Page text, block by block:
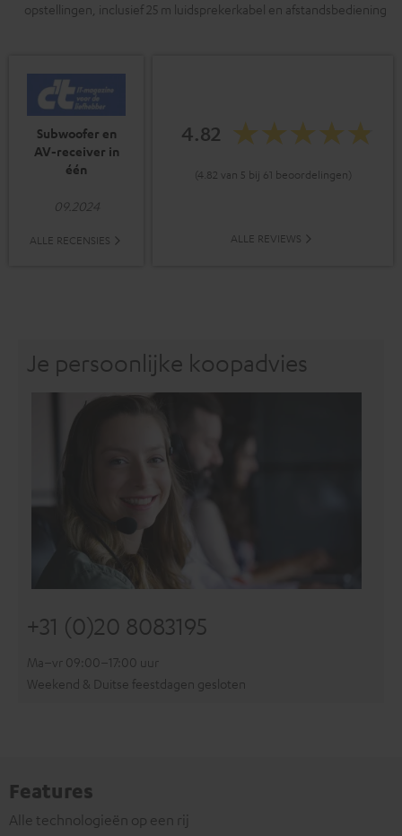
opstellingen, inclusief 25 m luidsprekerkabel en afstandsbediening
Subwoofer en
AV-receiver in
één
09.2024
ALLE RECENSIES
4.82
(4.82 van 5 bij 61 beoordelingen)
ALLE REVIEWS
Je persoonlijke koopadvies
+31 (0)20 8083195
Ma–vr 09:00–17:00 uur
Weekend & Duitse feestdagen gesloten
Features
Alle technologieën op een rij